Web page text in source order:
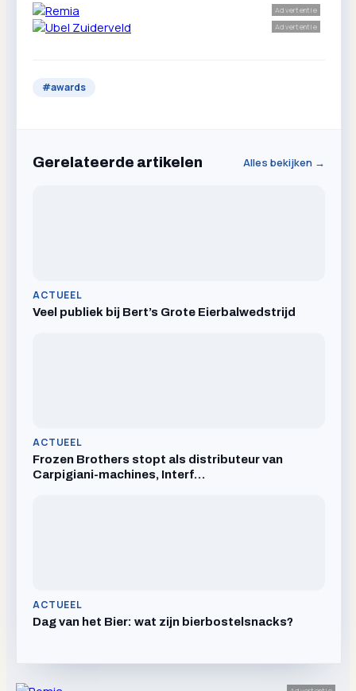
Advertentie
Advertentie
#awards
Gerelateerde artikelen Alles bekijken →
ACTUEEL
Veel publiek bij Bert’s Grote Eierbalwedstrijd
ACTUEEL
Frozen Brothers stopt als distributeur van
Carpigiani-machines, Interf…
ACTUEEL
Dag van het Bier: wat zijn bierbostelsnacks?